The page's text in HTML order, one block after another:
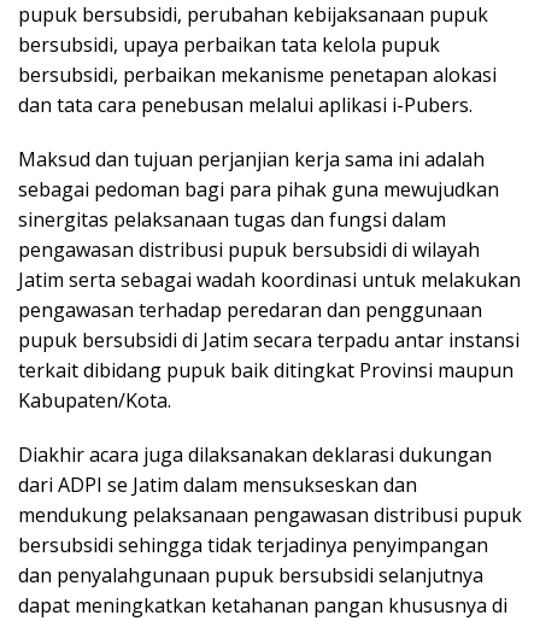
pupuk bersubsidi, perubahan kebijaksanaan pupuk
bersubsidi, upaya perbaikan tata kelola pupuk
bersubsidi, perbaikan mekanisme penetapan alokasi
dan tata cara penebusan melalui aplikasi i-Pubers.
Maksud dan tujuan perjanjian kerja sama ini adalah
sebagai pedoman bagi para pihak guna mewujudkan
sinergitas pelaksanaan tugas dan fungsi dalam
pengawasan distribusi pupuk bersubsidi di wilayah
Jatim serta sebagai wadah koordinasi untuk melakukan
pengawasan terhadap peredaran dan penggunaan
pupuk bersubsidi di Jatim secara terpadu antar instansi
terkait dibidang pupuk baik ditingkat Provinsi maupun
Kabupaten/Kota.
Diakhir acara juga dilaksanakan deklarasi dukungan
dari ADPI se Jatim dalam mensukseskan dan
mendukung pelaksanaan pengawasan distribusi pupuk
bersubsidi sehingga tidak terjadinya penyimpangan
dan penyalahgunaan pupuk bersubsidi selanjutnya
dapat meningkatkan ketahanan pangan khususnya di